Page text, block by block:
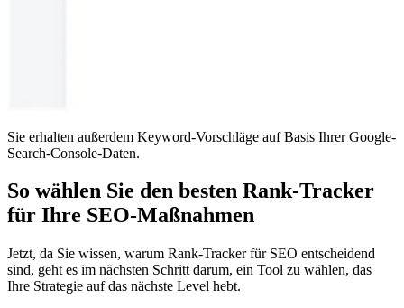
Sie erhalten außerdem Keyword-Vorschläge auf Basis Ihrer Google-
Search-Console-Daten.
So wählen Sie den besten Rank-Tracker
für Ihre SEO-Maßnahmen
Jetzt, da Sie wissen, warum Rank-Tracker für SEO entscheidend
sind, geht es im nächsten Schritt darum, ein Tool zu wählen, das
Ihre Strategie auf das nächste Level hebt.